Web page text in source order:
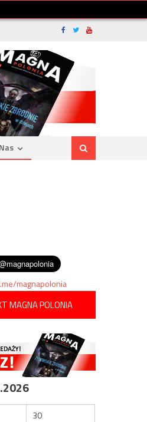
magnapolonia
MAGNA POLONIA
30